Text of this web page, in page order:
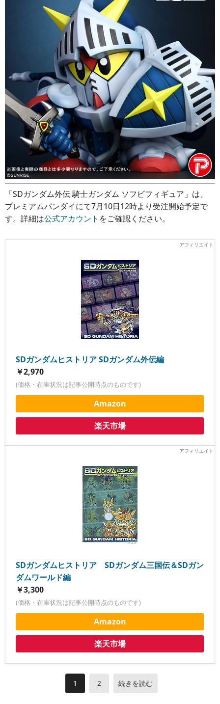
「SDガンダム外伝 騎士ガンダム ソフビフィギュア」は、
プレミアムバンダイにて7月10日12時より受注開始予定で
す。詳細は公式アカウント をご確認ください。
SDガンダムヒストリア SDガンダム外伝編
￥2,970
(価格・在庫状況は記事公開時点のものです)
Amazon
楽天市場
SDガンダムヒストリア SDガンダム三国伝＆SDガン
ダムワールド編
￥3,300
(価格・在庫状況は記事公開時点のものです)
Amazon
楽天市場
1 2 続きを読む